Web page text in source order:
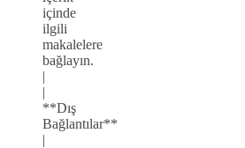
içinde
ilgili
makalelere
bağlayın.
|
|
**Dış
Bağlantılar**
|